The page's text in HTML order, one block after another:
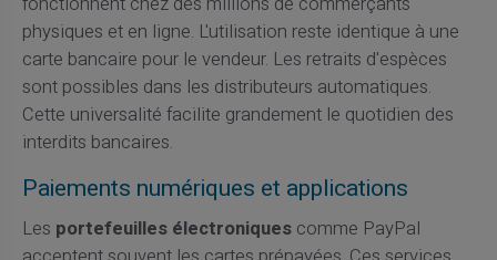
physiques et en ligne. L'utilisation reste identique à une
carte bancaire pour le vendeur. Les retraits d'espèces
sont possibles dans les distributeurs automatiques.
Cette universalité facilite grandement le quotidien des
interdits bancaires.
Paiements numériques et applications
Les portefeuilles électroniquescomme PayPal